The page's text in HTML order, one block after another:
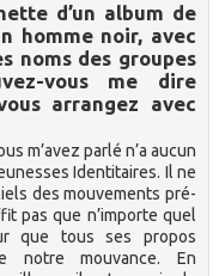
d’un album de
homme noir, avec
noms des groupes
vous me dire
arrangez avec
m’avez parlé n’a aucun
Identitaires. Il ne
des mouvements pré-
pas que n’importe quel
que tous ses propos
notre mouvance. En